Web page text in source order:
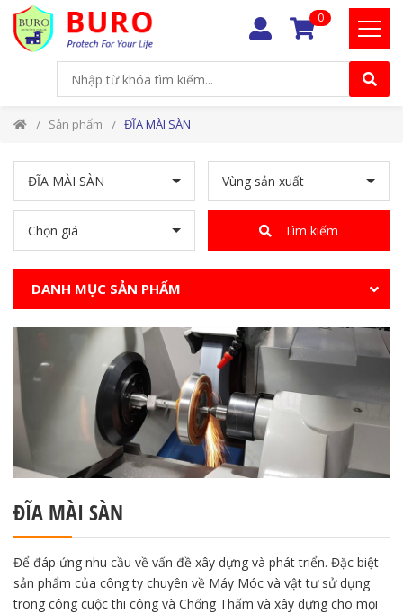
0
Sản phẩm ĐĨA MÀI SÀN
ĐĨA MÀI SÀN Vùng sản xuất
Chọn giá Tìm kiếm
DANH MỤC SẢN PHẨM
ĐĨA MÀI SÀN
Để đáp ứng nhu cầu về vấn đề xây dựng và phát triển. Đặc biệt
sản phẩm của công ty chuyên về Máy Móc và vật tư sử dụng
trong công cuộc thi công và Chống Thấm và xây dựng cho mọi